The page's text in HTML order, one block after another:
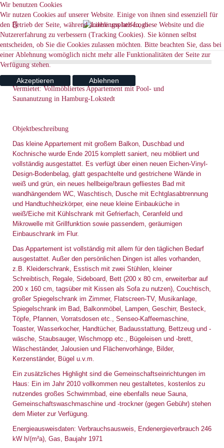
Vermietet: Vollmöbliertes Appartement mit Pool- und
Saunanutzung in Hamburg-Lokstedt
Objektbeschreibung
Das kleine Appartement mit großem Balkon, Duschbad und
Kochnische wurde Ende 2015 komplett saniert, neu möbliert und
vollständig ausgestattet. Es verfügt über einen neuen Eichen-Vinyl-
Design-Bodenbelag, glatt gespachtelte und gestrichene Wände in
weiß und grün, ein neues hellbeige/braun gefliestes Bad mit
wandhängendem WC, Waschtisch, Dusche mit Echtglasabtrennung
und Handtuchheizkörper, eine neue kleine Einbauküche in
weiß/Eiche mit Kühlschrank mit Gefrierfach, Ceranfeld und
Mikrowelle mit Grillfunktion sowie passendem, geräumigen
Einbauschrank im Flur.
Das Appartement ist vollständig mit allem für den täglichen Bedarf
ausgestattet. Außer den persönlichen Dingen ist alles vorhanden,
z.B. Kleiderschrank, Esstisch mit zwei Stühlen, kleiner
Schreibtisch, Regale, Sideboard, Bett (200 x 80 cm, erweiterbar auf
200 x 160 cm, tagsüber mit Kissen als Sofa zu nutzen), Couchtisch,
großer Spiegelschrank im Zimmer, Flatscreen-TV, Musikanlage,
Spiegelschrank im Bad, Balkonmöbel, Lampen, Geschirr, Besteck,
Töpfe, Pfannen, Vorratsdosen etc., Senseo-Kaffeemaschine,
Toaster, Wasserkocher, Handtücher, Badausstattung, Bettzeug und -
wäsche, Staubsauger, Wischmopp etc., Bügeleisen und -brett,
Wäscheständer, Jalousien und Flächenvorhänge, Bilder,
Kerzenständer, Bügel u.v.m.
Ein zusätzliches Highlight sind die Gemeinschaftseinrichtungen im
Haus: Ein im Jahr 2010 vollkommen neu gestaltetes, kostenlos zu
nutzendes großes Schwimmbad, eine ebenfalls neue Sauna,
Gemeinschaftswaschmaschine und -trockner (gegen Gebühr) stehen
dem Mieter zur Verfügung.
Energieausweisdaten: Verbrauchsausweis, Endenergieverbrauch 246
kW h/(m²a), Gas, Baujahr 1971
Wir benutzen Cookies
Wir nutzen Cookies auf unserer Website. Einige von ihnen sind essenziell für
den Betrieb der Seite, während andere uns helfen, diese Website und die
Nutzererfahrung zu verbessern (Tracking Cookies). Sie können selbst
entscheiden, ob Sie die Cookies zulassen möchten. Bitte beachten Sie, dass bei
einer Ablehnung womöglich nicht mehr alle Funktionalitäten der Seite zur
Verfügung stehen.
Akzeptieren Ablehnen